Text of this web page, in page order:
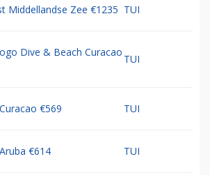
Middellandse Zee €1235 TUI
Dive & Beach Curacao
TUI
€569 TUI
€614 TUI